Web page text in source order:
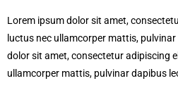
Lorem ipsum dolor sit amet,
luctus nec ullamcorper mattis,
dolor sit amet, consectetur adipiscing
ullamcorper mattis, pulvinar dapibus